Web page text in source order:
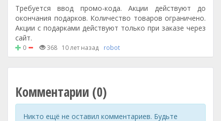
Требуется ввод промо-кода. Акции действуют до
окончания подарков. Количество товаров ограничено.
Акции с подарками действуют только при заказе через
сайт.
0 368 10 лет назад robot
Комментарии (0)
Никто ещё не оставил комментариев. Будьте